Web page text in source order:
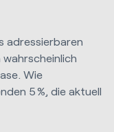
adressierbaren
Wie
5 %, die aktuell